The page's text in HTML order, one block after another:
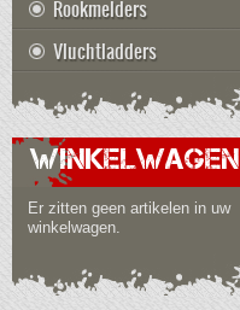
Rookmelders
Vluchtladders
WINKELWAGEN
Er zitten geen artikelen in uw
winkelwagen.